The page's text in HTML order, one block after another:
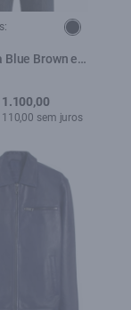
Blue Brown e
1.100,00
110,00 sem juros